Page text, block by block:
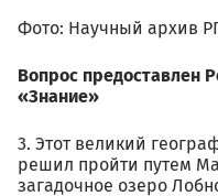
Фото: Научный архив
Вопрос предоставлен
«Знание»
3. Этот великий
решил пройти путем
загадочное озеро